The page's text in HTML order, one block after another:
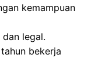
kemampuan
legal.
bekerja